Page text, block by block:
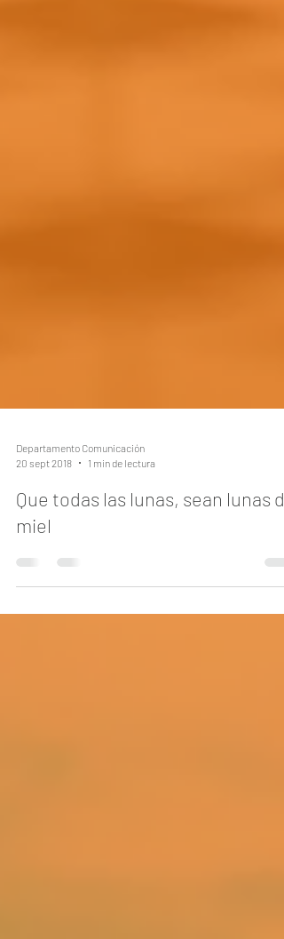
Departamento Comunicación
20 sept 2018
Que todas las lunas, sean lunas de
miel